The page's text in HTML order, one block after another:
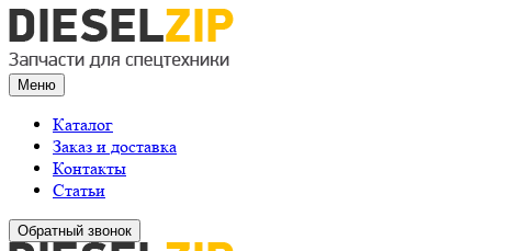
Меню
Каталог
Заказ и доставка
Контакты
Статьи
Обратный звонок